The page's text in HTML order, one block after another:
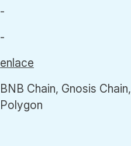
-
-
enlace
BNB Chain, Gnosis Chain,
Polygon